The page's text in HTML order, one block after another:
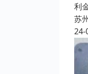
利
苏
24-